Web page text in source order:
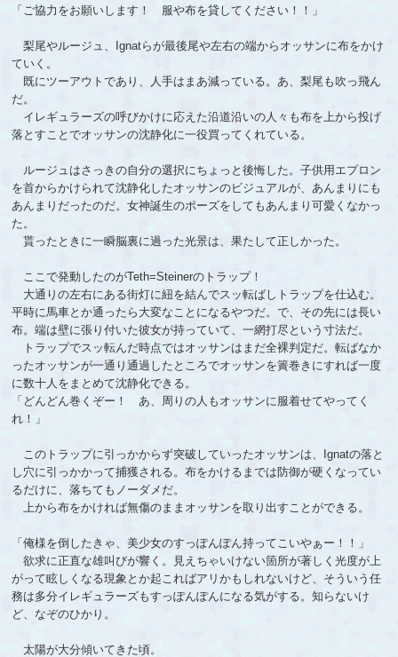
「ご協力をお願いします！ 服や布を貸してください！！」
梨尾やルージュ、Ignatらが最後尾や左右の端からオッサンに布をかけ
ていく。
既にツーアウトであり、人手はまあ減っている。あ、梨尾も吹っ飛ん
だ。
イレギュラーズの呼びかけに応えた沿道沿いの人々も布を上から投げ
落とすことでオッサンの沈静化に一役買ってくれている。
ルージュはさっきの自分の選択にちょっと後悔した。子供用エプロン
を首からかけられて沈静化したオッサンのビジュアルが、あんまりにも
あんまりだったのだ。女神誕生のポーズをしてもあんまり可愛くなかっ
た。
貰ったときに一瞬脳裏に過った光景は、果たして正しかった。
ここで発動したのがTeth=Steinerのトラップ！
大通りの左右にある街灯に紐を結んでスッ転ばしトラップを仕込む。
平時に馬車とか通ったら大変なことになるやつだ。で、その先には長い
布。端は壁に張り付いた彼女が持っていて、一網打尽という寸法だ。
トラップでスッ転んだ時点ではオッサンはまだ全裸判定だ。転ばなか
ったオッサンが一通り通過したところでオッサンを簀巻きにすれば一度
に数十人をまとめて沈静化できる。
「どんどん巻くぞー！ あ、周りの人もオッサンに服着せてやってく
れ！」
このトラップに引っかからず突破していったオッサンは、Ignatの落と
し穴に引っかかって捕獲される。布をかけるまでは防御が硬くなってい
るだけに、落ちてもノーダメだ。
上から布をかければ無傷のままオッサンを取り出すことができる。
「俺様を倒したきゃ、美少女のすっぽんぽん持ってこいやぁー！！」
欲求に正直な雄叫びが響く。見えちゃいけない箇所が著しく光度が上
がって眩しくなる現象とか起こればアリかもしれないけど、そういう任
務は多分イレギュラーズもすっぽんぽんになる気がする。知らないけ
ど、なぞのひかり。
太陽が大分傾いてきた頃。